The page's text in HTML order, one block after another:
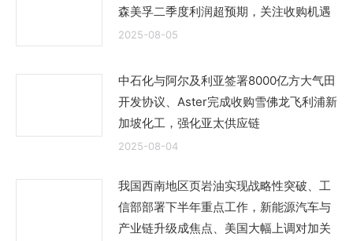
森美孚二季度利润超预期，关注收购机遇
2025-08-05
中石化与阿尔及利亚签署8000亿方大气田
开发协议、Aster完成收购雪佛龙飞利浦新
加坡化工，强化亚太供应链
2025-08-04
我国西南地区页岩油实现战略性突破、工
信部部署下半年重点工作，新能源汽车与
产业链升级成焦点、美国大幅上调对加关